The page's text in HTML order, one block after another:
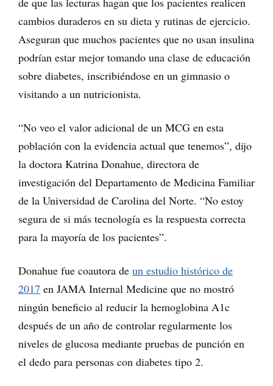
cambios duraderos en su dieta y rutinas de ejercicio.
Aseguran que muchos pacientes que no usan insulina
podrían estar mejor tomando una clase de educación
sobre diabetes, inscribiéndose en un gimnasio o
visitando a un nutricionista.
“No veo el valor adicional de un MCG en esta
población con la evidencia actual que tenemos”, dijo
la doctora Katrina Donahue, directora de
investigación del Departamento de Medicina Familiar
de la Universidad de Carolina del Norte. “No estoy
segura de si más tecnología es la respuesta correcta
para la mayoría de los pacientes”.
Donahue fue coautora de un estudio histórico de
2017 en JAMA Internal Medicine que no mostró
ningún beneficio al reducir la hemoglobina A1c
después de un año de controlar regularmente los
niveles de glucosa mediante pruebas de punción en
el dedo para personas con diabetes tipo 2.